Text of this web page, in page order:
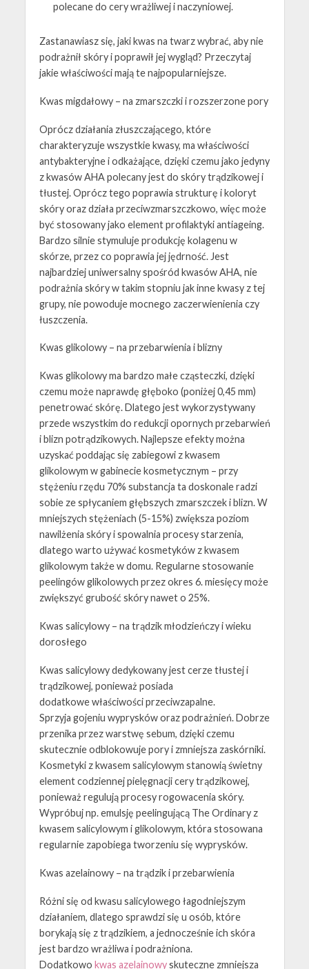
polecane do cery wrażliwej i naczyniowej.
Zastanawiasz się, jaki kwas na twarz wybrać, aby nie
podrażnił skóry i poprawił jej wygląd? Przeczytaj
jakie właściwości mają te najpopularniejsze.
Kwas migdałowy – na zmarszczki i rozszerzone pory
Oprócz działania złuszczającego, które
charakteryzuje wszystkie kwasy, ma właściwości
antybakteryjne i odkażające, dzięki czemu jako jedyny
z kwasów AHA polecany jest do skóry trądzikowej i
tłustej. Oprócz tego poprawia strukturę i koloryt
skóry oraz działa przeciwzmarszczkowo, więc może
być stosowany jako element profilaktyki antiageing.
Bardzo silnie stymuluje produkcję kolagenu w
skórze, przez co poprawia jej jędrność. Jest
najbardziej uniwersalny spośród kwasów AHA, nie
podrażnia skóry w takim stopniu jak inne kwasy z tej
grupy, nie powoduje mocnego zaczerwienienia czy
łuszczenia.
Kwas glikolowy – na przebarwienia i blizny
Kwas glikolowy ma bardzo małe cząsteczki, dzięki
czemu może naprawdę głęboko (poniżej 0,45 mm)
penetrować skórę. Dlatego jest wykorzystywany
przede wszystkim do redukcji opornych przebarwień
i blizn potrądzikowych. Najlepsze efekty można
uzyskać poddając się zabiegowi z kwasem
glikolowym w gabinecie kosmetycznym – przy
stężeniu rzędu 70% substancja ta doskonale radzi
sobie ze spłycaniem głębszych zmarszczek i blizn. W
mniejszych stężeniach (5-15%) zwiększa poziom
nawilżenia skóry i spowalnia procesy starzenia,
dlatego warto używać kosmetyków z kwasem
glikolowym także w domu. Regularne stosowanie
peelingów glikolowych przez okres 6. miesięcy może
zwiększyć grubość skóry nawet o 25%.
Kwas salicylowy – na trądzik młodzieńczy i wieku
dorosłego
Kwas salicylowy dedykowany jest cerze tłustej i
trądzikowej, ponieważ posiada
dodatkowe właściwości przeciwzapalne.
Sprzyja gojeniu wyprysków oraz podrażnień. Dobrze
przenika przez warstwę sebum, dzięki czemu
skutecznie odblokowuje pory i zmniejsza zaskórniki.
Kosmetyki z kwasem salicylowym stanowią świetny
element codziennej pielęgnacji cery trądzikowej,
ponieważ regulują procesy rogowacenia skóry.
Wypróbuj np. emulsję peelingującą The Ordinary z
kwasem salicylowym i glikolowym, która stosowana
regularnie zapobiega tworzeniu się wyprysków.
Kwas azelainowy – na trądzik i przebarwienia
Różni się od kwasu salicylowego łagodniejszym
działaniem, dlatego sprawdzi się u osób, które
borykają się z trądzikiem, a jednocześnie ich skóra
jest bardzo wrażliwa i podrażniona.
Dodatkowo kwas azelainowyskuteczne zmniejsza